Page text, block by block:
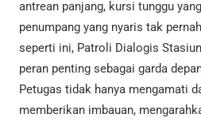
antrean panjang, kursi tunggu
penumpang yang nyaris tak
seperti ini, Patroli Dialogis
peran penting sebagai garda
Petugas tidak hanya mengamati
memberikan imbauan,